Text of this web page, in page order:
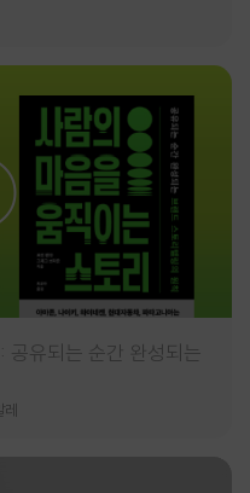
공유되는 순간 완성되는
레